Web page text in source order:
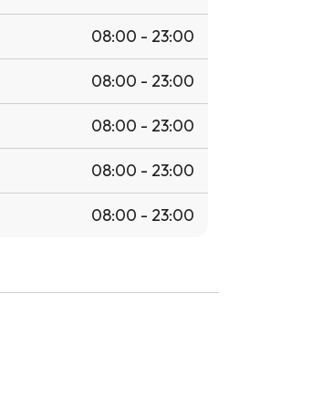
08:00 - 23:00
08:00 - 23:00
08:00 - 23:00
08:00 - 23:00
08:00 - 23:00